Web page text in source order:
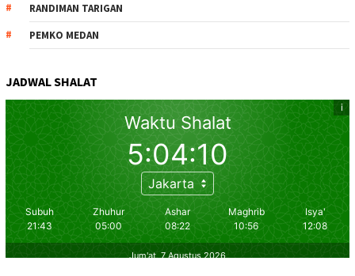
RANDIMAN TARIGAN
PEMKO MEDAN
JADWAL SHALAT